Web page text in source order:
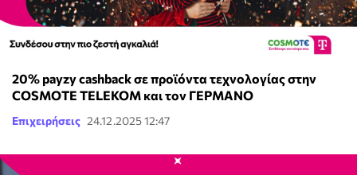
20% payzy cashback σε προϊόντα τεχνολογίας στην
COSMOTE TELEKOM και τον ΓΕΡΜΑΝΟ
Επιχειρήσεις 24.12.2025 12:47